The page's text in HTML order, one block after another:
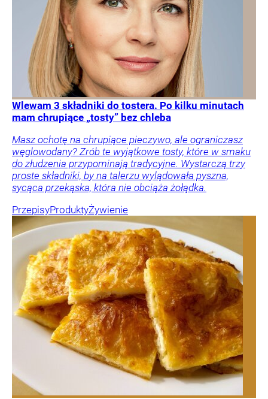
Wlewam 3 składniki do tostera. Po kilku minutach
mam chrupiące „tosty” bez chleba
Masz ochotę na chrupiące pieczywo, ale ograniczasz
węglowodany? Zrób te wyjątkowe tosty, które w smaku
do złudzenia przypominają tradycyjne. Wystarczą trzy
proste składniki, by na talerzu wylądowała pyszna,
sycąca przekąska, która nie obciąża żołądka.
PrzepisyProduktyŻywienie